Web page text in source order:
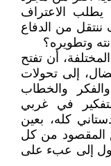
يطلب الاعتراف
من الدفاع
وتطويره؟
أن تفتح
إلى تحولات
والخطاب
في غربي
كله، بعين
المقصود من كل
إلى عبء على